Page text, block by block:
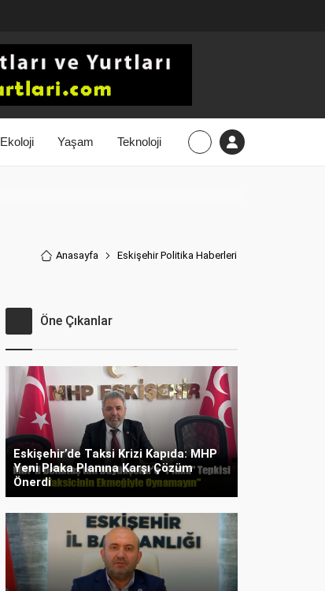
Ekoloji Yaşam Teknoloji
Anasayfa Eskişehir Politika Haberleri
Öne Çıkanlar
Eskişehir’de Taksi Krizi Kapıda: MHP
Yeni Plaka Planına Karşı Çözüm
Önerdi